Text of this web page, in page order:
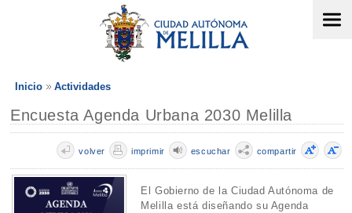
Inicio Actividades
Encuesta Agenda Urbana 2030 Melilla
compartir
escuchar
imprimir
volver
El Gobierno de la Ciudad Autónoma de
Melilla está diseñando su Agenda